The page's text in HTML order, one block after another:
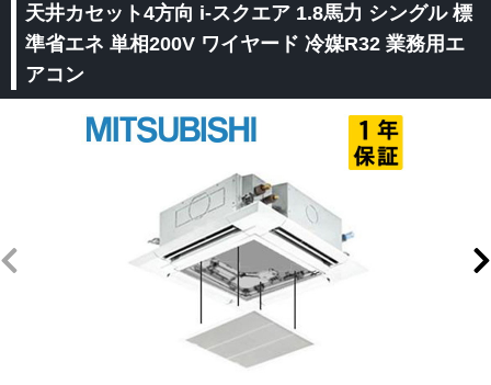
天井カセット4方向 i-スクエア 1.8馬力 シングル 標
準省エネ 単相200V ワイヤード 冷媒R32 業務用エ
アコン